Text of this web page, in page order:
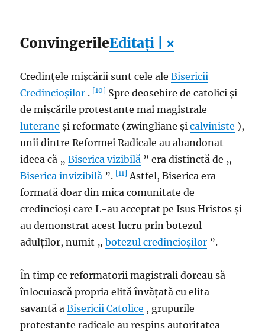
ConvingerileEditați | ×
Credințele mișcării sunt cele aleBisericii
Credincioșilor .[10] Spre deosebire de catolici și
de mișcările protestante mai magistrale
luterane și reformate (zwingliane șicalviniste ),
unii dintre Reformei Radicale au abandonat
ideea că „Biserica vizibilă ” era distinctă de „
Biserica invizibilă ”.[11] Astfel, Biserica era
formată doar din mica comunitate de
credincioși care L-au acceptat pe Isus Hristos și
au demonstrat acest lucru prin botezul
adulților, numit „botezul credincioșilor ”.
În timp ce reformatorii magistrali doreau să
înlocuiască propria elită învățată cu elita
savantă aBisericii Catolice , grupurile
protestante radicale au respins autoritatea